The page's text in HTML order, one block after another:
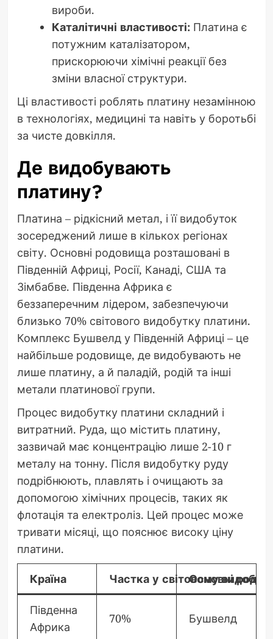
вироби.
Каталітичні властивості:Платина є
потужним каталізатором,
прискорюючи хімічні реакції без
зміни власної структури.
Ці властивості роблять платину незамінною
в технологіях, медицині та навіть у боротьбі
за чисте довкілля.
Де видобувають
платину?
Платина – рідкісний метал, і її видобуток
зосереджений лише в кількох регіонах
світу. Основні родовища розташовані в
Південній Африці, Росії, Канаді, США та
Зімбабве. Південна Африка є
беззаперечним лідером, забезпечуючи
близько 70% світового видобутку платини.
Комплекс Бушвелд у Південній Африці – це
найбільше родовище, де видобувають не
лише платину, а й паладій, родій та інші
метали платинової групи.
Процес видобутку платини складний і
витратний. Руда, що містить платину,
зазвичай має концентрацію лише 2-10 г
металу на тонну. Після видобутку руду
подрібнюють, плавлять і очищають за
допомогою хімічних процесів, таких як
флотація та електроліз. Цей процес може
тривати місяці, що пояснює високу ціну
платини.
Країна Частка у світовому
Основні
Південна
Африка
70% Бушвелд